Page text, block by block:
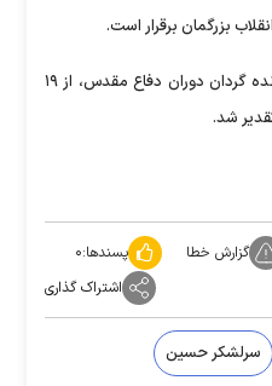
بزرگمان برقرار است.
همچنین ضمن تجلیل از ۳۵۰ فرمانده گردان دوران دفاع مقدس، از ۱۹
گزارش خطا پسندها:۰
اشتراک گذاری
سرلشکر حسین